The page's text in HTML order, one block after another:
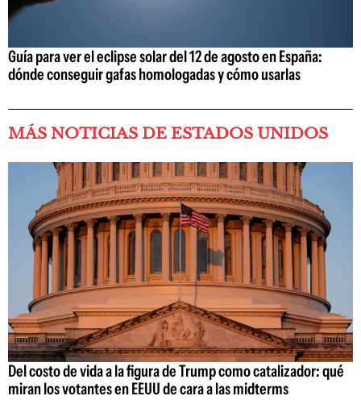
Guía para ver el eclipse solar del 12 de agosto en España:
dónde conseguir gafas homologadas y cómo usarlas
MÁS NOTICIAS DE ESTADOS UNIDOS
Del costo de vida a la figura de Trump como catalizador: qué
miran los votantes en EEUU de cara a las midterms